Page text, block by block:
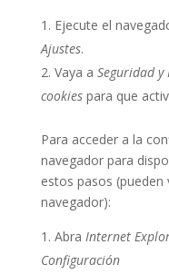
Ejecute el
Ajustes.
Vaya a Seguridad y
cookiespara que
Para acceder a la
navegador para
estos pasos
navegador):
Abra Internet
Configuración